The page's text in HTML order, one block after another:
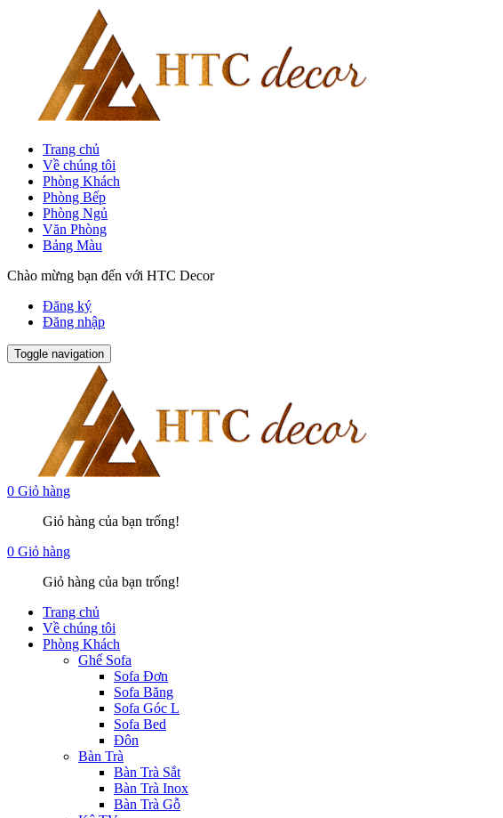
Trang chủ
Về chúng tôi
Phòng Khách
Phòng Bếp
Phòng Ngủ
Văn Phòng
Bảng Màu
Chào mừng bạn đến với HTC Decor
Đăng ký
Đăng nhập
Toggle navigation
0 Giỏ hàng
Giỏ hàng của bạn trống!
0 Giỏ hàng
Giỏ hàng của bạn trống!
Trang chủ
Về chúng tôi
Phòng Khách
Ghế Sofa
Sofa Đơn
Sofa Băng
Sofa Góc L
Sofa Bed
Đôn
Bàn Trà
Bàn Trà Sắt
Bàn Trà Inox
Bàn Trà Gỗ